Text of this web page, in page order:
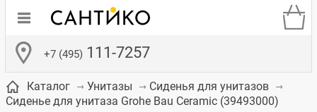
+7 (495) 111-7257
Каталог Унитазы
Сиденья для унитазов
Сиденье для унитаза Grohe Bau Ceramic (39493000)